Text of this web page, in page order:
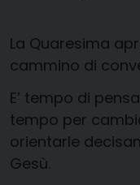
La Quaresima
cammino di
E’ tempo di
tempo per
orientarle
Gesù.